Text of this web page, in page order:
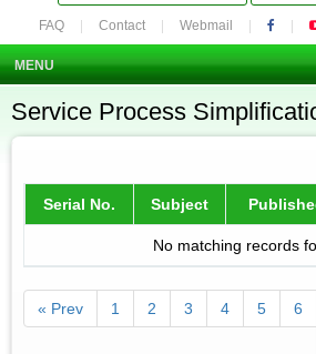
FAQ Contact Webmail
MENU
Service Process
Serial No. Subject
No matching records
« Prev 1 2 3 4 5
6